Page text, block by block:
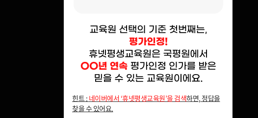
힌트 : 네이버에서 ‘휴넷평생교육원’을 검색하면, 정답을
찾을 수 있어요.